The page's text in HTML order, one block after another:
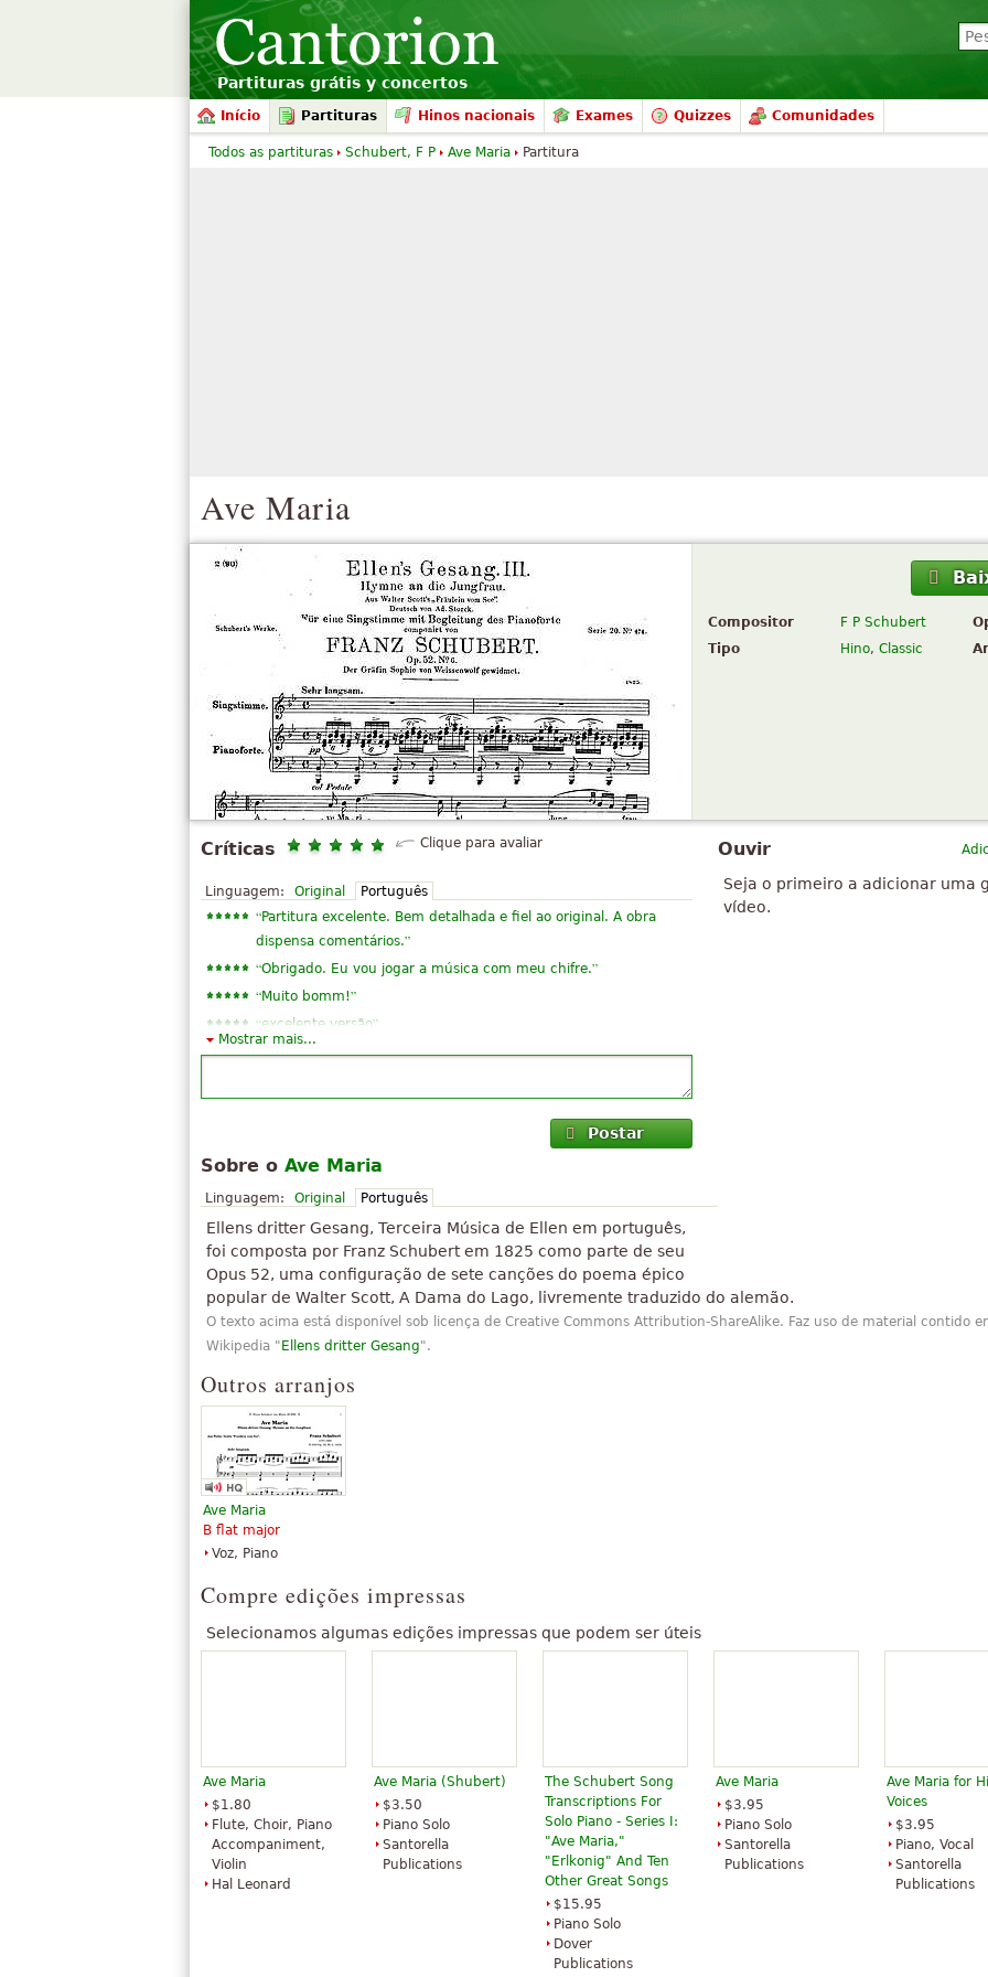
Partituras grátis y concertos
Início Partituras Hinos nacionais Exames Quizzes Comunidades
Ave Maria
Compositor F P Schubert
Tipo
Hino, Classic
Ouvir
Seja o primeiro a adicionar uma
vídeo.
Críticas Clique para avaliar
Linguagem: Original Português
“Partitura excelente. Bem detalhada e fiel ao original. A obra
dispensa comentários.”
“Obrigado. Eu vou jogar a música com meu chifre.”
“Muito bomm!”
“excelente versão”
Eu encantaaa
Mostrar mais...
Postar
Sobre o Ave Maria
Linguagem: Original Português
Ellens dritter Gesang, Terceira Música de Ellen em português,
foi composta por Franz Schubert em 1825 como parte de seu
Opus 52, uma configuração de sete canções do poema épico
popular de Walter Scott, A Dama do Lago, livremente traduzido do alemão.
O texto acima está disponível sob licença de Creative Commons Attribution-ShareAlike. Faz uso de material contido
Wikipedia " Ellens dritter Gesang".
Outros arranjos
Ave Maria
B flat major
Voz, Piano
Compre edições impressas
Selecionamos algumas edições impressas que podem ser úteis
Ave Maria
$1.80
Flute, Choir, Piano
Accompaniment,
Violin
Hal Leonard
Ave Maria (Shubert)
$3.50
Piano Solo
Santorella
Publications
The Schubert Song
Transcriptions For
Solo Piano - Series I:
"Ave Maria,"
"Erlkonig" And Ten
Other Great Songs
$15.95
Piano Solo
Dover
Publications
Ave Maria
$3.95
Piano Solo
Santorella
Publications
Ave Maria for
Voices
$3.95
Piano, Vocal
Santorella
Publications
Todos as partituras Schubert, F P Ave Maria Partitura